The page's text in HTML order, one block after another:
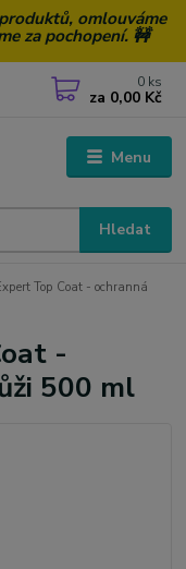
omlouváme
za pochopení. 🚧
Menu
Hledat
0 ks
za 0,00 Kč
Top Coat - ochranná
-
500 ml